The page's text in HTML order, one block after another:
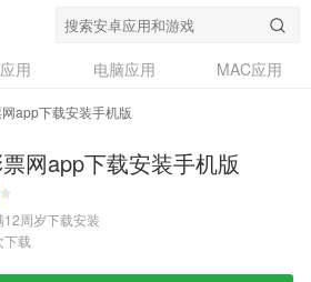
用 电脑应用
MAC应用
设计奖
app下载安装手机版
网app下载安装手机版
12周岁下载安装
下载